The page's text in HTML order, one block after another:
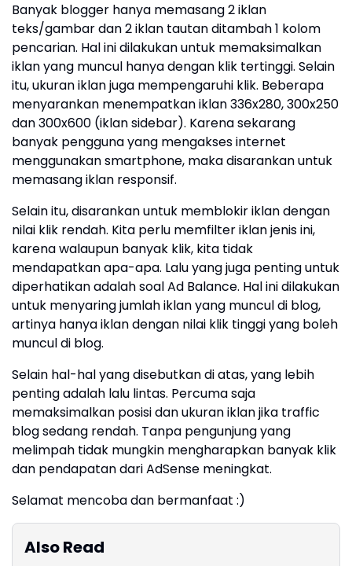
Banyak blogger hanya memasang 2 iklan
teks/gambar dan 2 iklan tautan ditambah 1 kolom
pencarian. Hal ini dilakukan untuk memaksimalkan
iklan yang muncul hanya dengan klik tertinggi. Selain
itu, ukuran iklan juga mempengaruhi klik. Beberapa
menyarankan menempatkan iklan 336x280, 300x250
dan 300x600 (iklan sidebar). Karena sekarang
banyak pengguna yang mengakses internet
menggunakan smartphone, maka disarankan untuk
memasang iklan responsif.
Selain itu, disarankan untuk memblokir iklan dengan
nilai klik rendah. Kita perlu memfilter iklan jenis ini,
karena walaupun banyak klik, kita tidak
mendapatkan apa-apa. Lalu yang juga penting untuk
diperhatikan adalah soal Ad Balance. Hal ini dilakukan
untuk menyaring jumlah iklan yang muncul di blog,
artinya hanya iklan dengan nilai klik tinggi yang boleh
muncul di blog.
Selain hal-hal yang disebutkan di atas, yang lebih
penting adalah lalu lintas. Percuma saja
memaksimalkan posisi dan ukuran iklan jika traffic
blog sedang rendah. Tanpa pengunjung yang
melimpah tidak mungkin mengharapkan banyak klik
dan pendapatan dari AdSense meningkat.
Selamat mencoba dan bermanfaat :)
Also Read